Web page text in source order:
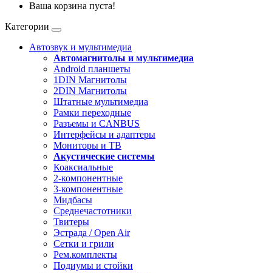
Ваша корзина пуста!
Категории
Автозвук и мультимедиа
Автомагнитолы и мультимедиа
Android планшеты
1DIN Магнитолы
2DIN Магнитолы
Штатные мультимедиа
Рамки переходные
Разъемы и CANBUS
Интерфейсы и адаптеры
Мониторы и ТВ
Акустические системы
Коаксиальные
2-компонентные
3-компонентные
Мидбасы
Среднечастотники
Твитеры
Эстрада / Open Air
Сетки и грили
Рем.комплекты
Подиумы и стойки